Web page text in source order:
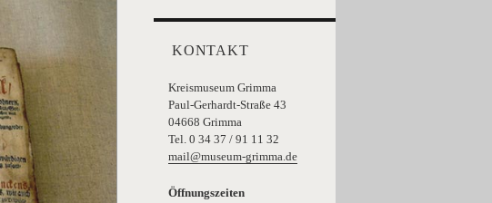
KONTAKT
Kreismuseum Grimma
Paul-Gerhardt-Straße 43
04668 Grimma
Tel. 0 34 37 / 91 11 32
mail@museum-grimma.de
Öffnungszeiten